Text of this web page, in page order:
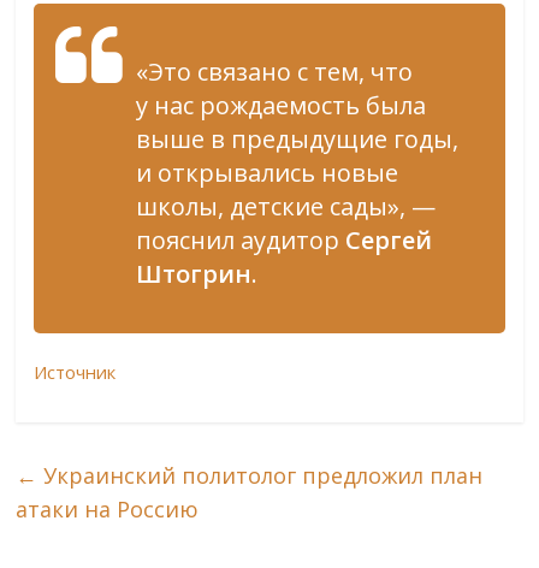
«Это связано с тем, что
у нас рождаемость была
выше в предыдущие годы,
и открывались новые
школы, детские сады», —
пояснил аудитор Сергей
Штогрин.
Источник
← Украинский политолог предложил план
атаки на Россию